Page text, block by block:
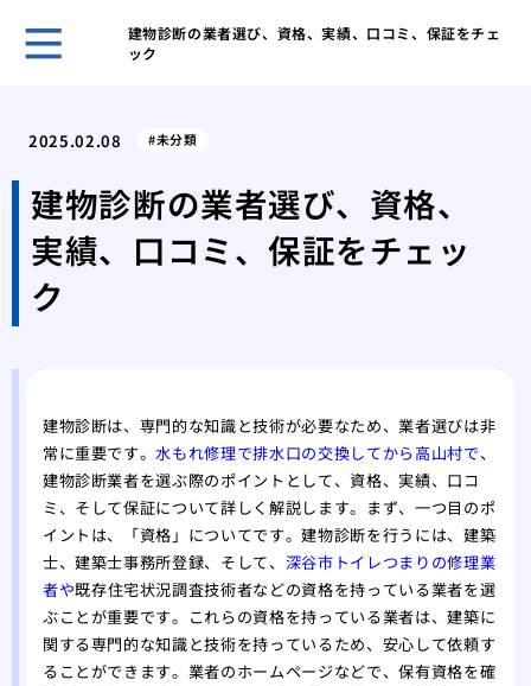
建物診断の業者選び、資格、実績、口コミ、保証をチェ
ック
際
業
2025.02.08 未分類
建物診断の業者選び、資格、
実績、口コミ、保証をチェッ
ク
建物診断は、専門的な知識と技術が必要なため、業者選びは非
常に重要です。水もれ修理で排水口の交換してから高山村で、
建物診断業者を選ぶ際のポイントとして、資格、実績、口コ
ミ、そして保証について詳しく解説します。まず、一つ目のポ
イントは、「資格」についてです。建物診断を行うには、建築
士、建築士事務所登録、そして、 深谷市トイレつまりの修理業
者や既存住宅状況調査技術者などの資格を持っている業者を選
ぶことが重要です。これらの資格を持っている業者は、建築に
関する専門的な知識と技術を持っているため、安心して依頼す
ることができます。業者のホームページなどで、保有資格を確